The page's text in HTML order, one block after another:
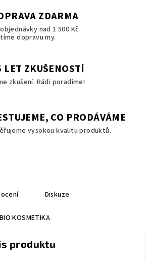
ZDARMA
nad 1 500 Kč
dopravu my.
LET ZKUŠENOSTÍ
zkušení. Rádi poradíme!
CO PRODÁVÁME
vysokou kvalitu produktů.
Diskuze
KOSMETIKA
produktu